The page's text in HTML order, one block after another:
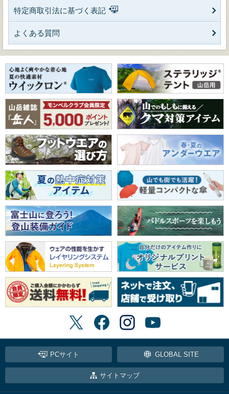
特定商取引法に基づく表記
よくある質問
PCサイト GLOBAL SITE
サイトマップ